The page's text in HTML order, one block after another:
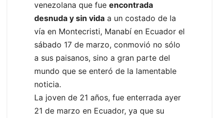
venezolana que fue encontrada
desnuda y sin vida a un costado de la
vía en Montecristi, Manabí en Ecuador el
sábado 17 de marzo, conmovió no sólo
a sus paisanos, sino a gran parte del
mundo que se enteró de la lamentable
noticia.
La joven de 21 años, fue enterrada ayer
21 de marzo en Ecuador, ya que su